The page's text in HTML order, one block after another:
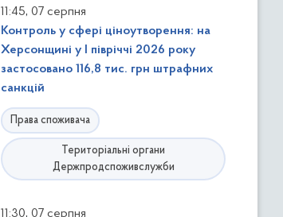
11:45, 07 серпня
Контроль у сфері ціноутворення: на
Херсонщині у І півріччі 2026 року
застосовано 116,8 тис. грн штрафних
санкцій
Права споживача
Територіальні органи
Держпродспоживслужби
11:30, 07 серпня